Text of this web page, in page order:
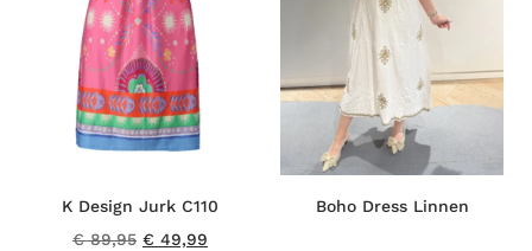
K Design Jurk C110
€89,95 Oorspronkelijke
€ 49,99
Boho Dress Linnen